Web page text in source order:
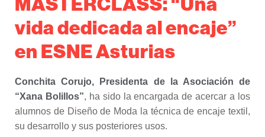
vida dedicada al encaje”
en ESNE Asturias
Conchita Corujo, Presidenta de la Asociación de
“Xana Bolillos”, ha sido la encargada de acercar a los
alumnos de Diseño de Moda la técnica de encaje textil,
su desarrollo y sus posteriores usos.